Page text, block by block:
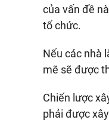
của vấn đề
tổ chức.
Nếu các nhà
mẽ sẽ được
Chiến lược
phải được